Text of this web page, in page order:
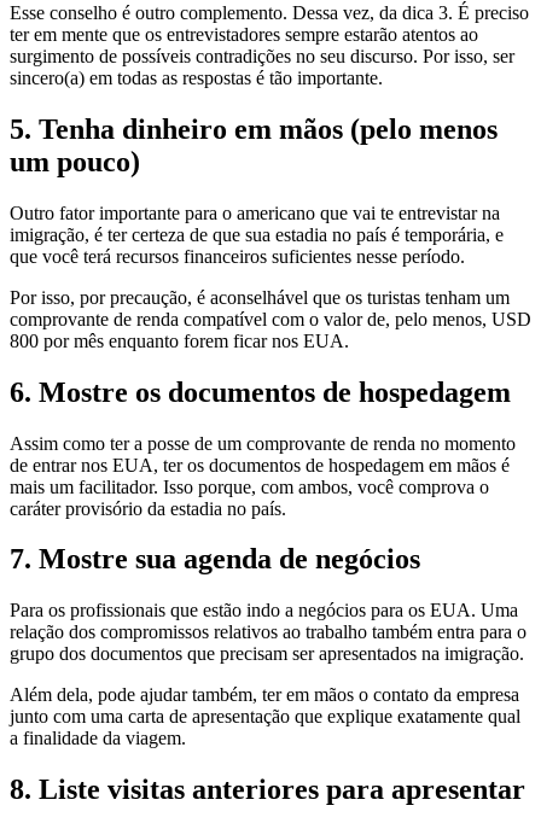
Esse conselho é outro complemento. Dessa vez, da dica 3. É preciso
ter em mente que os entrevistadores sempre estarão atentos ao
surgimento de possíveis contradições no seu discurso. Por isso, ser
sincero(a) em todas as respostas é tão importante.
5. Tenha dinheiro em mãos (pelo menos
um pouco)
Outro fator importante para o americano que vai te entrevistar na
imigração, é ter certeza de que sua estadia no país é temporária, e
que você terá recursos financeiros suficientes nesse período.
Por isso, por precaução, é aconselhável que os turistas tenham um
comprovante de renda compatível com o valor de, pelo menos, USD
800 por mês enquanto forem ficar nos EUA.
6. Mostre os documentos de hospedagem
Assim como ter a posse de um comprovante de renda no momento
de entrar nos EUA, ter os documentos de hospedagem em mãos é
mais um facilitador. Isso porque, com ambos, você comprova o
caráter provisório da estadia no país.
7. Mostre sua agenda de negócios
Para os profissionais que estão indo a negócios para os EUA. Uma
relação dos compromissos relativos ao trabalho também entra para o
grupo dos documentos que precisam ser apresentados na imigração.
Além dela, pode ajudar também, ter em mãos o contato da empresa
junto com uma carta de apresentação que explique exatamente qual
a finalidade da viagem.
8. Liste visitas anteriores para apresentar